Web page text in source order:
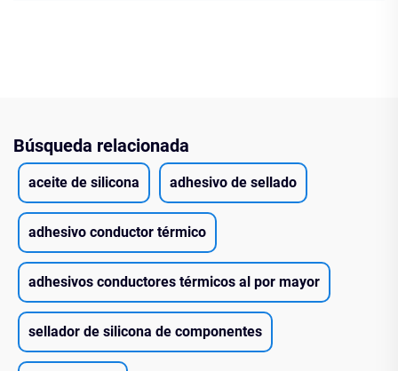
Búsqueda relacionada
aceite de silicona adhesivo de sellado
adhesivo conductor térmico
adhesivos conductores térmicos al por mayor
sellador de silicona de componentes